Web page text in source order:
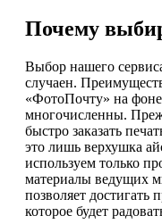
Почему
Выбор нашего
случаен.
«ФотоПочту» на
многочисленны.
быстро заказать
это лишь верхушка
используем только
материалы ведущих
позволяет достигать
которое будет